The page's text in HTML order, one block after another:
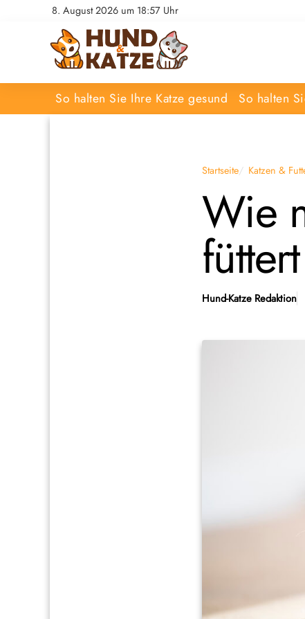
8. August 2026 um 18:57 Uhr
So halten Sie Ihre Katze gesund So halten
Startseite Katzen &
Wie
füttert
Hund-Katze Redaktion